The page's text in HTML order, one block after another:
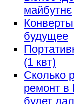
майбутнє
будущее
(1 квт)
Сколько
ремонт в
будет